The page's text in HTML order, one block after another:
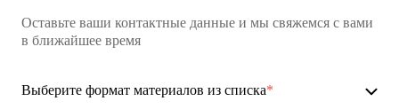
Коммутатор доступа MES1428
Коммутаторы доступа
Оставьте ваши контактные данные и мы свяжемся с вами
в ближайшее время
Выберите формат материалов из списка*